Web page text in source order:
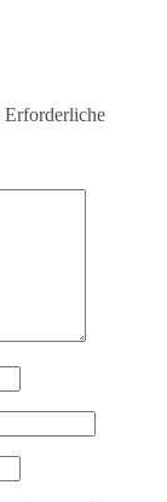
Erforderliche